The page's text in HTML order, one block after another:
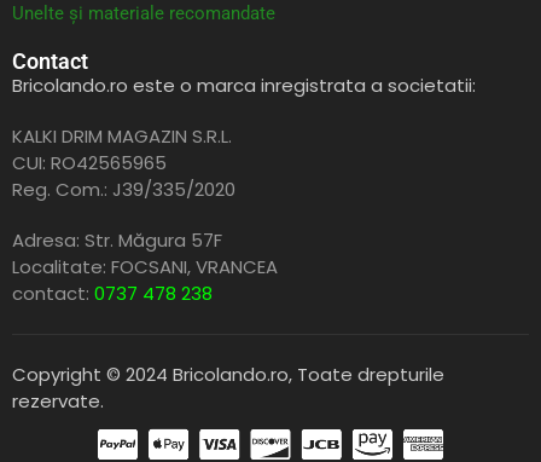
Unelte și materiale recomandate
Contact
Bricolando.ro este o marca inregistrata a societatii:
KALKI DRIM MAGAZIN S.R.L.
CUI: RO42565965
Reg. Com.: J39/335/2020
Adresa: Str. Măgura 57F
Localitate: FOCSANI,VRANCEA
contact: 0737 478 238
Copyright © 2024 Bricolando.ro, Toate drepturile
rezervate.